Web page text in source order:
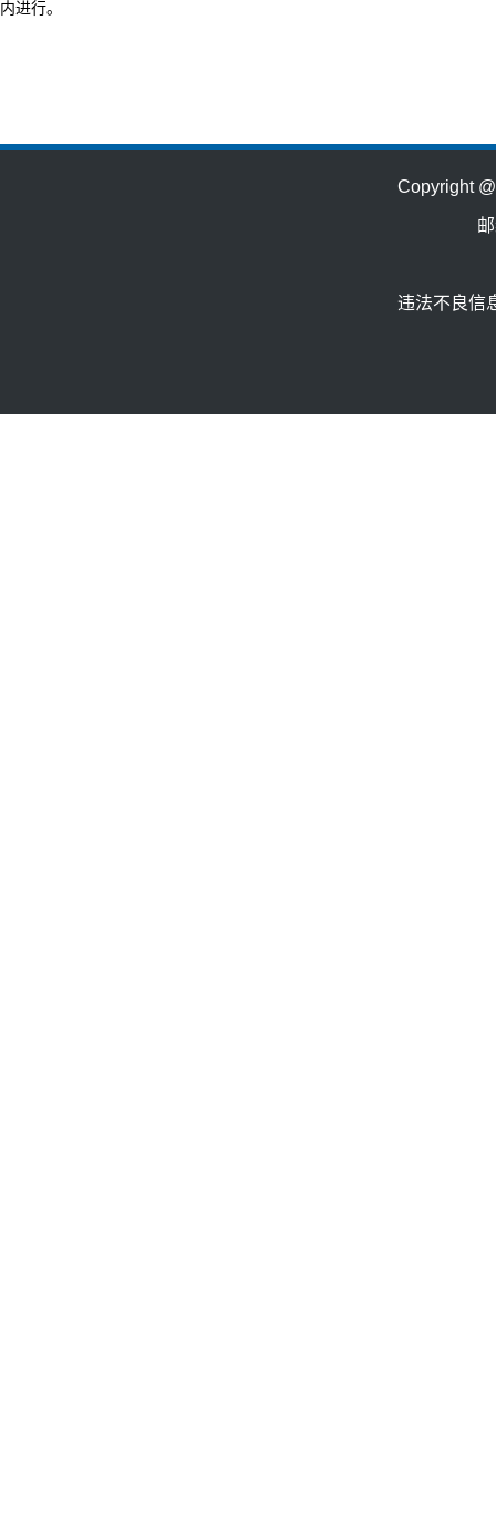
内进行。
Copyright
违法不良信